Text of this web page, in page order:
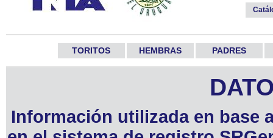
TORITOS HEMBRAS PADRES
Información utilizada en base